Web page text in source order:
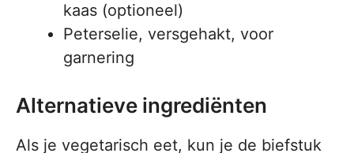
kaas (optioneel)
Peterselie, versgehakt, voor
garnering
Alternatieve ingrediënten
Als je vegetarisch eet, kun je de biefstuk